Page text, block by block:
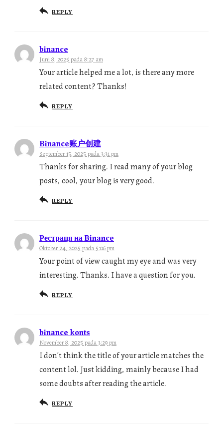
REPLY
binance
Juni 8, 2025 pada 8:27 am
Your article helped me a lot, is there any more
related content? Thanks!
REPLY
Binance账户创建
September 15, 2025 pada 3:31 pm
Thanks for sharing. I read many of your blog
posts, cool, your blog is very good.
REPLY
Рестраця на Binance
Oktober 24, 2025 pada 5:06 pm
Your point of view caught my eye and was very
interesting. Thanks. I have a question for you.
REPLY
binance konts
November 8, 2025 pada 3:29 pm
I don’t think the title of your article matches the
content lol. Just kidding, mainly because I had
some doubts after reading the article.
REPLY